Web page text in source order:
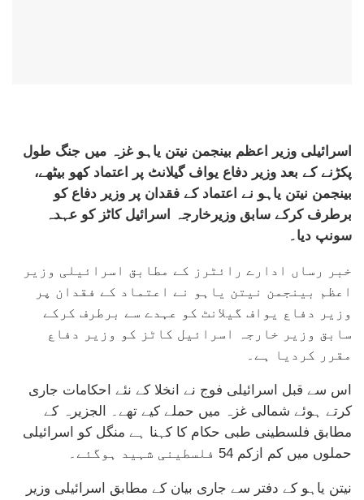
اسرائیلی وزیر اعظم بینجمن نیتن یاہو غزہ میں جنگ طول
پکڑنے کے بعد وزیر دفاع یواف گیلانٹ پر اعتماد کھو بیٹھے،
بینجمن نیتن یاہو نے اعتماد کے فقدان پر وزیر دفاع کو
برطرف کرکے سابق وزیرخارجہ اسرائیل کاٹز کو عہدہ
سونپ دیا۔
خبر رساں ادارے رائٹرز کے مطابق اسرائیلی وزیر
اعظم بینجمن نیتن یاہو نے اعتماد کے فقدان پر
وزیر دفاع یواف گیلانٹ کو عہدے سے برطرف کرکے
سابق وزیر خارجہ اسرائیل کاٹز کو وزیر دفاع
مقرر کردیا ہے۔
اس سے قبل اسرائیلی فوج نے انخلا کے نئے احکامات جاری
کرتے ہوئے شمالی غزہ میں حملے کیے تھے۔ الجزیرہ کے
مطابق فلسطینی طبی حکام کا کہنا ہے منگل کو اسرائیلی
حملوں میں کم ازکم 54 فلسطینی شہید ہوگئے۔
نیتن یاہو کے دفتر سے جاری بیان کے مطابق اسرائیلی وزیر